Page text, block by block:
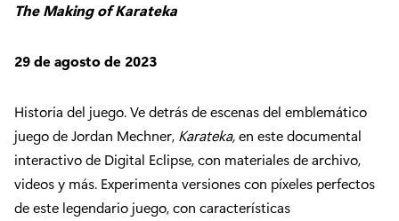
The Making of Karateka
29 de agosto de 2023
Historia del juego. Ve detrás de escenas del emblemático
juego de Jordan Mechner, Karateka,en este documental
interactivo de Digital Eclipse, con materiales de archivo,
videos y más. Experimenta versiones con píxeles perfectos
de este legendario juego, con características